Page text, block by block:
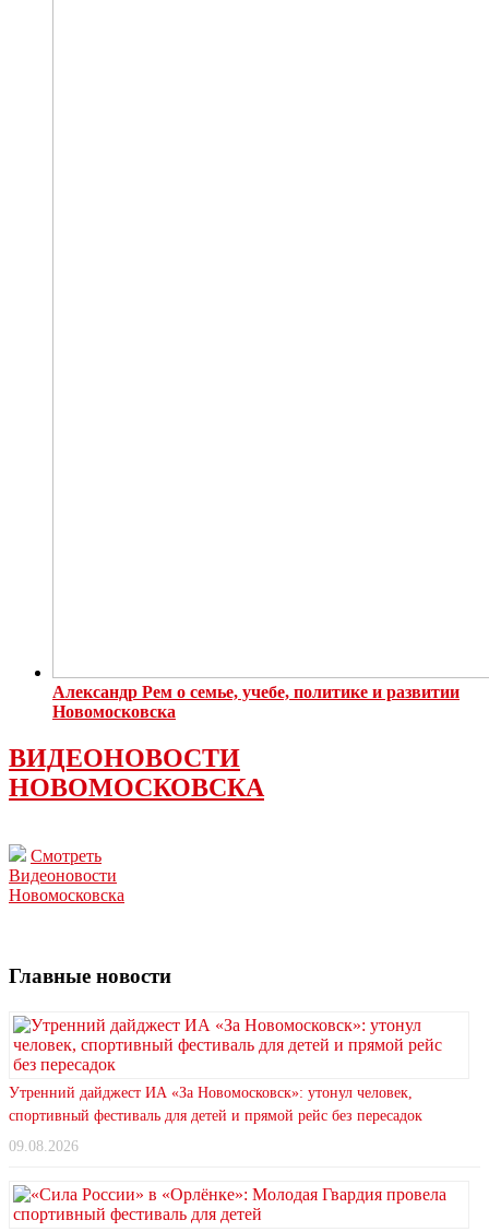
Александр Рем о семье, учебе, политике и развитии
Новомосковска
ВИДЕОНОВОСТИ
НОВОМОСКОВСКА
Смотреть
Видеоновости
Новомосковска
Главные новости
Утренний дайджест ИА «За Новомосковск»: утонул человек,
спортивный фестиваль для детей и прямой рейс без пересадок
09.08.2026